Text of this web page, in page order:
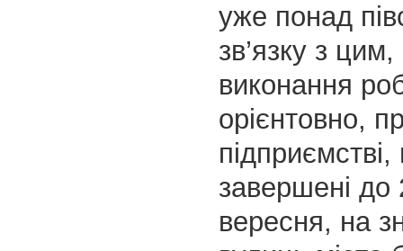
уже понад
зв’язку з
виконання
орієнтовно,
завершені до
вересня, на